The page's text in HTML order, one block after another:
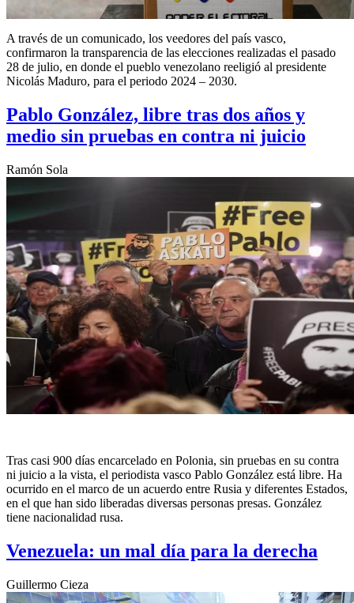
A través de un comunicado, los veedores del país vasco,
confirmaron la transparencia de las elecciones realizadas el pasado
28 de julio, en donde el pueblo venezolano reeligió al presidente
Nicolás Maduro, para el periodo 2024 – 2030.
Pablo González, libre tras dos años y
medio sin pruebas en contra ni juicio
Ramón Sola
Tras casi 900 días encarcelado en Polonia, sin pruebas en su contra
ni juicio a la vista, el periodista vasco Pablo González está libre. Ha
ocurrido en el marco de un acuerdo entre Rusia y diferentes Estados,
en el que han sido liberadas diversas personas presas. González
tiene nacionalidad rusa.
Venezuela: un mal día para la derecha
Guillermo Cieza